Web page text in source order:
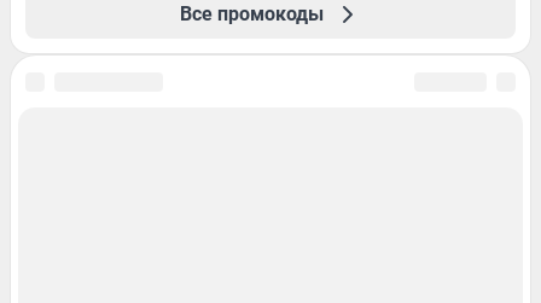
Все промокоды